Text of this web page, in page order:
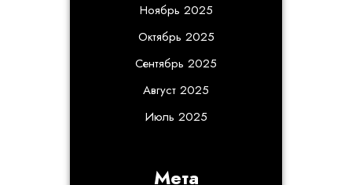
Ноябрь 2025
Октябрь 2025
Сентябрь 2025
Август 2025
Июль 2025
Мета